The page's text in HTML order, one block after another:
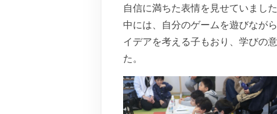
自信に満ちた表情を見せていました
中には、自分のゲームを遊びなが
イデアを考える子もおり、学びの
た。